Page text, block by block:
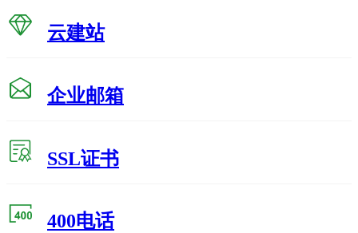
云建站
企业邮箱
SSL证书
400电话